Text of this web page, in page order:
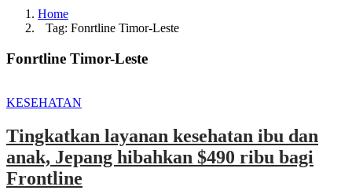
Home
Tag: Fonrtline Timor-Leste
Fonrtline Timor-Leste
KESEHATAN
Tingkatkan layanan kesehatan ibu dan
anak, Jepang hibahkan $490 ribu bagi
Frontline